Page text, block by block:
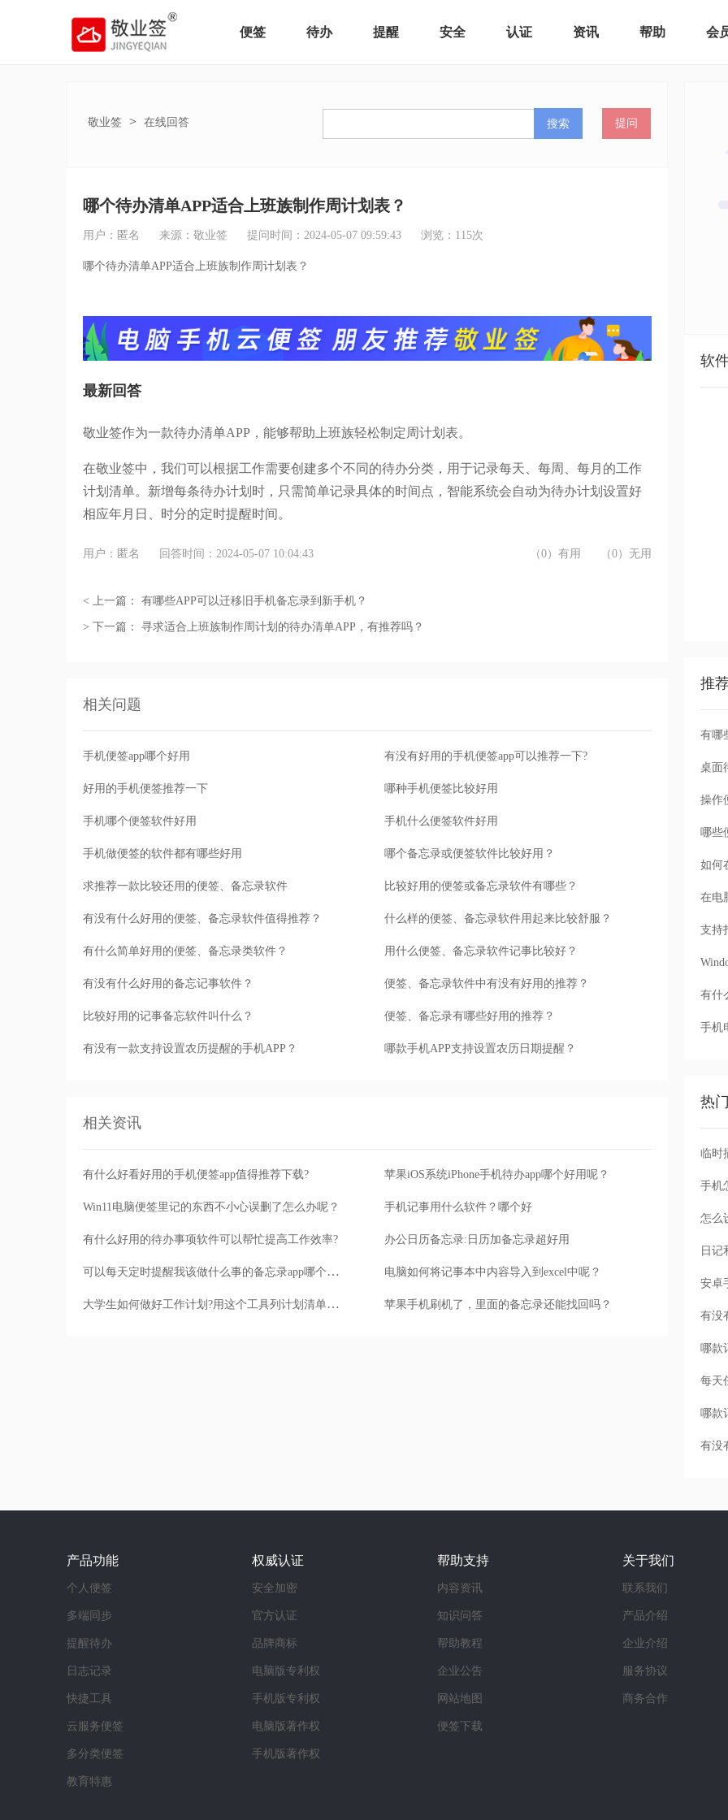
便签 待办 提醒 安全 认证 资讯 帮助 会
敬业签 > 在线回答 搜索 提问
哪个待办清单APP适合上班族制作周计划表？
用户：匿名 来源：敬业签 提问时间：2024-05-07 09:59:43 浏览： 115次
哪个待办清单APP适合上班族制作周计划表？
最新回答
敬业签作为一款待办清单APP，能够帮助上班族轻松制定周计划表。
在敬业签中，我们可以根据工作需要创建多个不同的待办分类，用于记录每天、每周、每月的工作
计划清单。新增每条待办计划时，只需简单记录具体的时间点，智能系统会自动为待办计划设置好
相应年月日、时分的定时提醒时间。
用户：匿名 回答时间：2024-05-07 10:04:43 （0）有用 （0）无用
< 上一篇： 有哪些APP可以迁移旧手机备忘录到新手机？
> 下一篇： 寻求适合上班族制作周计划的待办清单APP，有推荐吗？
相关问题
手机便签app哪个好用 有没有好用的手机便签app可以推荐一下?
好用的手机便签推荐一下 哪种手机便签比较好用
手机哪个便签软件好用 手机什么便签软件好用
手机做便签的软件都有哪些好用 哪个备忘录或便签软件比较好用？
求推荐一款比较还用的便签、备忘录软件 比较好用的便签或备忘录软件有哪些？
有没有什么好用的便签、备忘录软件值得推荐？ 什么样的便签、备忘录软件用起来比较舒服？
有什么简单好用的便签、备忘录类软件？ 用什么便签、备忘录软件记事比较好？
有没有什么好用的备忘记事软件？ 便签、备忘录软件中有没有好用的推荐？
比较好用的记事备忘软件叫什么？ 便签、备忘录有哪些好用的推荐？
有没有一款支持设置农历提醒的手机APP？ 哪款手机APP支持设置农历日期提醒？
相关资讯
有什么好看好用的手机便签app值得推荐下载? 苹果iOS系统iPhone手机待办app哪个好用呢？
Win11电脑便签里记的东西不小心误删了怎么办呢？ 手机记事用什么软件？哪个好
有什么好用的待办事项软件可以帮忙提高工作效率? 办公日历备忘录:日历加备忘录超好用
可以每天定时提醒我该做什么事的备忘录app哪个好用? 电脑如何将记事本中内容导入到excel中呢？
大学生如何做好工作计划?用这个工具列计划清单更高效 苹果手机刷机了，里面的备忘录还能找回吗？
软
推
有哪
桌面
操作
哪些
如何
在电
支持
有什
手机
热
手机
怎么
每天
产品功能
个人便签
多端同步
提醒待办
日志记录
快捷工具
云服务便签
多分类便签
教育特惠
权威认证
安全加密
官方认证
品牌商标
电脑版专利权
手机版专利权
电脑版著作权
手机版著作权
帮助支持
内容资讯
知识问答
帮助教程
企业公告
网站地图
便签下载
关于我们
联系我们
产品介绍
企业介绍
服务协议
商务合作